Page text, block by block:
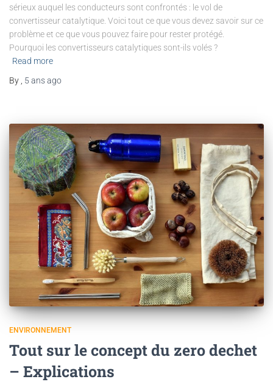
sérieux auquel les conducteurs sont confrontés : le vol de
convertisseur catalytique. Voici tout ce que vous devez savoir sur ce
problème et ce que vous pouvez faire pour rester protégé.
Pourquoi les convertisseurs catalytiques sont-ils volés ?
Read more
By , 5 ansago
ENVIRONNEMENT
Tout sur le concept du zero dechet
– Explications